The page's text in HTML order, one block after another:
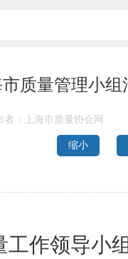
质量管理小
者：上海市质量协会网
缩小
工作领导小